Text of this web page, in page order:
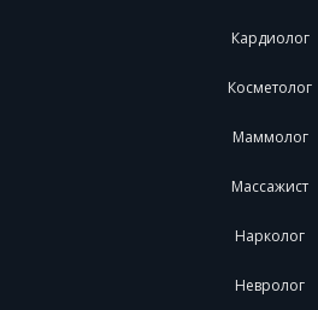
Кардиолог
Косметолог
Маммолог
Массажист
Нарколог
Невролог